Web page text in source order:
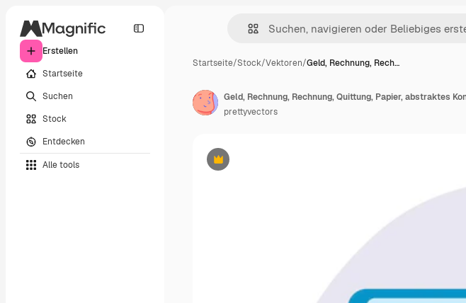
Erstellen
Startseite
Suchen
Stock
Entdecken
Alle tools
Startseite/Stock/Vektoren/Geld, Rechnung, Rech…
Premium
prettyvectors